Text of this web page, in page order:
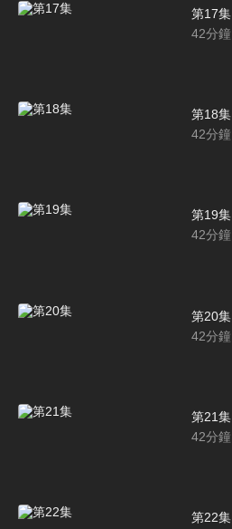
第17集
42分鐘
第18集
42分鐘
第19集
42分鐘
第20集
42分鐘
第21集
42分鐘
第22集